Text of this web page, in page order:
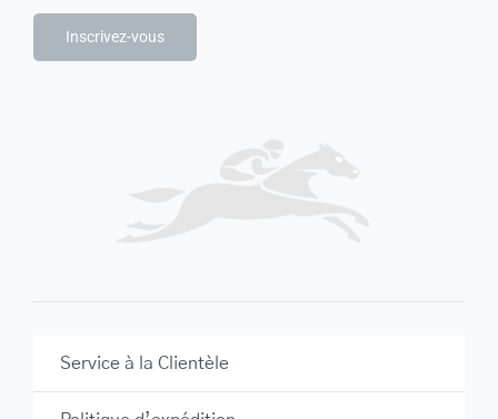
Inscrivez-vous
Service à la Clientèle